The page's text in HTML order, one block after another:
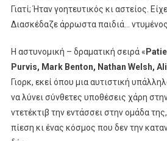
Γιατί; Ήταν γοητευτικός κι αστείος.
Διασκέδαζε άρρωστα παιδιά…
Η αστυνομική – δραματική σειρά «
Purvis, Mark Benton, Nathan Welsh, Ali
Γιορκ, εκεί όπου μια αυτιστική
να λύνει σύνθετες υποθέσεις χάρη
ντετέκτιβ την εντάσσει στην ομάδα
πίεση κι ένας κόσμος που δεν την